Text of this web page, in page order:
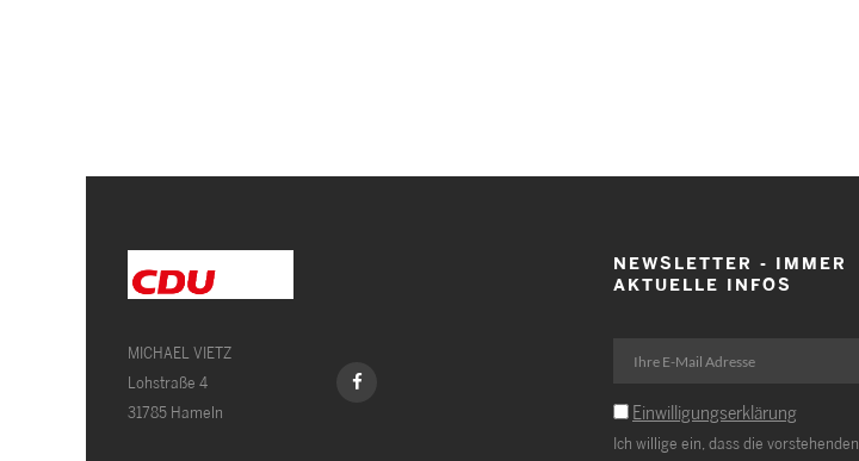
MICHAEL VIETZ
Lohstraße 4
31785 Hameln
NEWSLETTER - IMMER
AKTUELLE INFOS
Einwilligungserklärung
Ich willige ein, dass die vorstehenden